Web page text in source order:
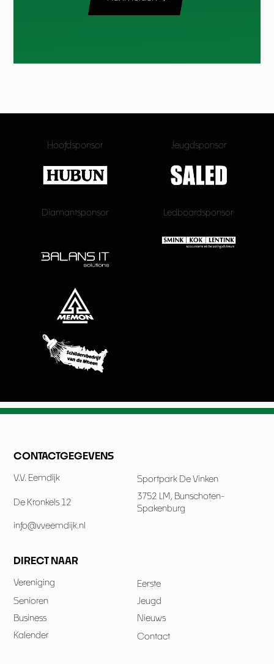
Hoofdsponsor Jeugdsponsor
Diamantsponsor Ledboardsponsor
CONTACTGEGEVENS
V.V. Eemdijk Sportpark De Vinken
De Kronkels 12
3752 LM, Bunschoten-
Spakenburg
info@vveemdijk.nl
DIRECT NAAR
Vereniging
Eerste
Senioren
Jeugd
Business
Nieuws
Kalender
Contact